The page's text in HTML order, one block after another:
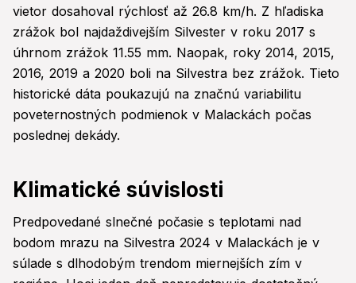
vietor dosahoval rýchlosť až 26.8 km/h. Z hľadiska
zrážok bol najdaždivejším Silvester v roku 2017 s
úhrnom zrážok 11.55 mm. Naopak, roky 2014, 2015,
2016, 2019 a 2020 boli na Silvestra bez zrážok. Tieto
historické dáta poukazujú na značnú variabilitu
poveternostných podmienok v Malackách počas
poslednej dekády.
Klimatické súvislosti
Predpovedané slnečné počasie s teplotami nad
bodom mrazu na Silvestra 2024 v Malackách je v
súlade s dlhodobým trendom miernejších zím v